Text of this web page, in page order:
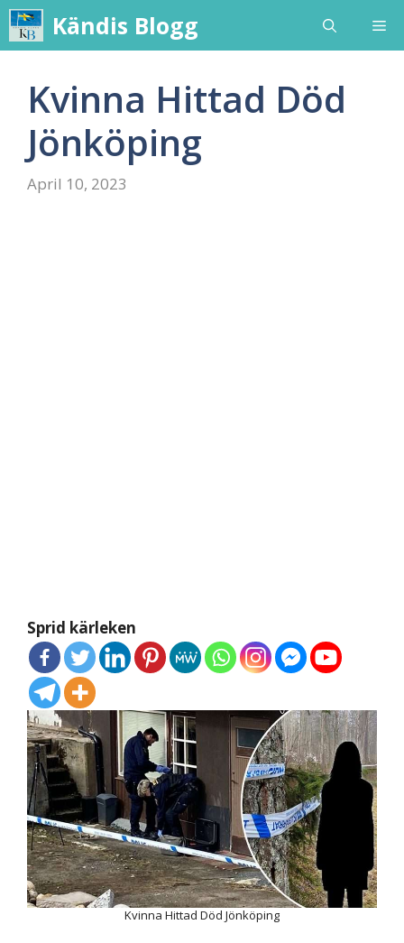
Skip
to
content
Kändis Blogg
Kvinna Hittad Död
Jönköping
April 10, 2023
Sprid kärleken
Kvinna Hittad Död Jönköping